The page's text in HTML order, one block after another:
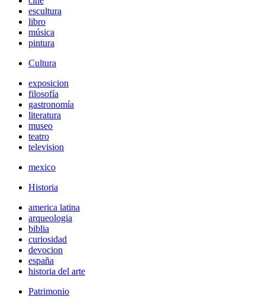
escultura
libro
música
pintura
Cultura
exposicion
filosofía
gastronomía
literatura
museo
teatro
television
mexico
Historia
america latina
arqueologia
biblia
curiosidad
devocion
españa
historia del arte
Patrimonio